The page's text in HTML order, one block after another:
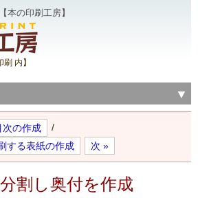
本の印刷工房】
内】
次の作成
/
する表紙の作成
次 »
割し奥付を作成